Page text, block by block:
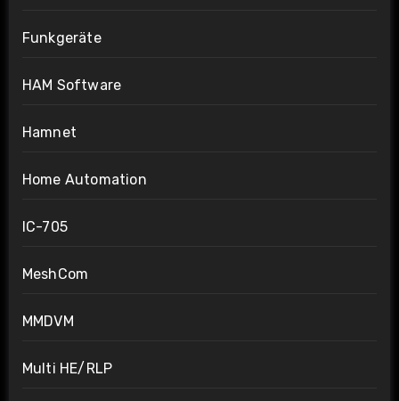
Funkgeräte
HAM Software
Hamnet
Home Automation
IC-705
MeshCom
MMDVM
Multi HE/RLP